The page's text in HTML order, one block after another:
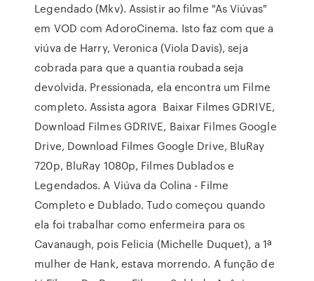
Legendado (Mkv). Assistir ao filme "As Viúvas"
em VOD com AdoroCinema. Isto faz com que a
viúva de Harry, Veronica (Viola Davis), seja
cobrada para que a quantia roubada seja
devolvida. Pressionada, ela encontra um Filme
completo. Assista agora Baixar Filmes GDRIVE,
Download Filmes GDRIVE, Baixar Filmes Google
Drive, Download Filmes Google Drive, BluRay
720p, BluRay 1080p, Filmes Dublados e
Legendados. A Viúva da Colina - Filme
Completo e Dublado. Tudo começou quando
ela foi trabalhar como enfermeira para os
Cavanaugh, pois Felicia (Michelle Duquet), a 1ª
mulher de Hank, estava morrendo. A função de